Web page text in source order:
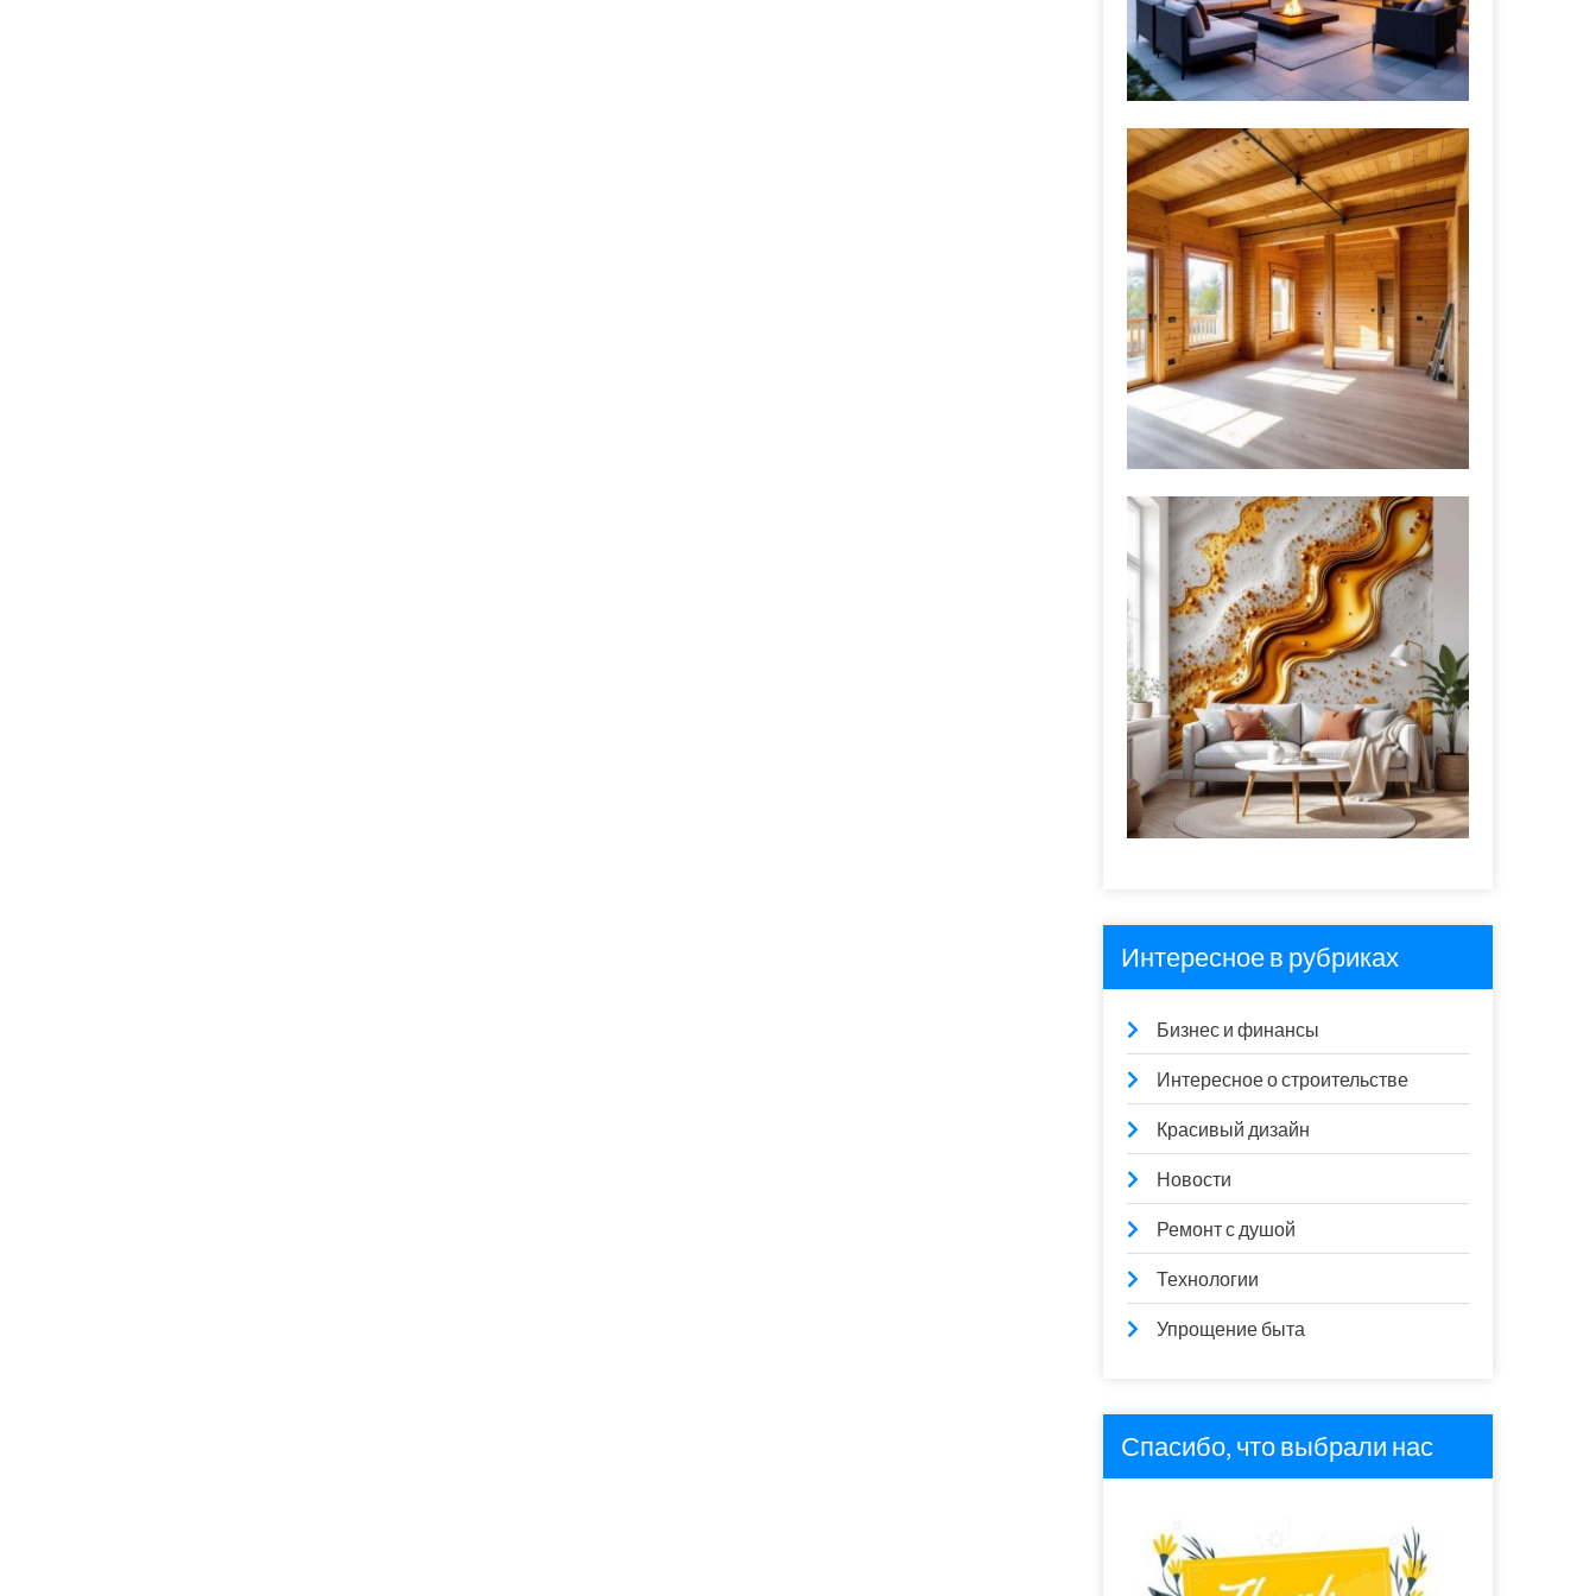
Интересное в рубриках
Бизнес и финансы
Интересное о строительстве
Красивый дизайн
Новости
Ремонт с душой
Технологии
Упрощение быта
Спасибо, что выбрали нас